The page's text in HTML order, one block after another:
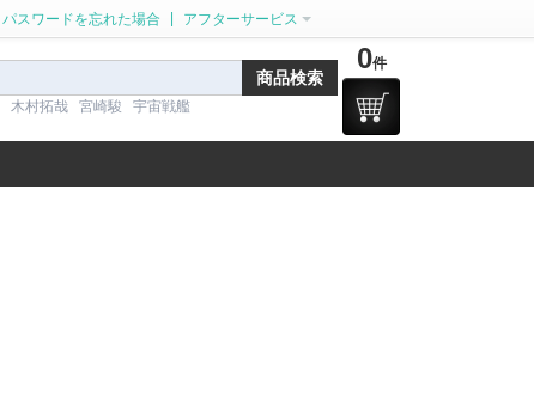
パスワードを忘れた場合 アフターサービス
木村拓哉 宮崎駿 宇宙戦艦
0件